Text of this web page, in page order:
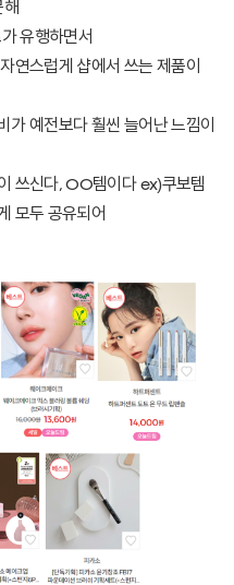
해
유행하면서
연스럽게 샵에서 쓰는 제품이
가 예전보다 훨씬 늘어난 느낌이
쓰신다, OO템이다 ex)쿠보템
모두 공유되어